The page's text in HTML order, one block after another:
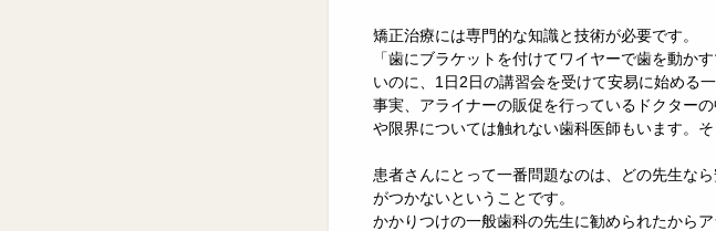
矯正治療には専門的な知識と技術が必要です。
「歯にブラケットを付けてワイヤーで歯を動か
いのに、1日2日の講習会を受けて安易に始める
事実、アライナーの販促を行っているドクター
や限界については触れない歯科医師もいます。
患者さんにとって一番問題なのは、どの先生な
がつかないということです。
かかりつけの一般歯科の先生に勧められたから